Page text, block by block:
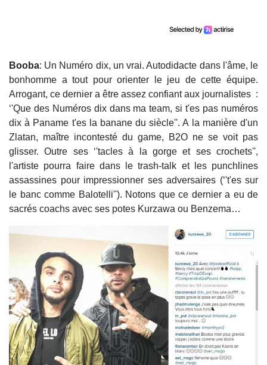
Booba: Un Numéro dix, un vrai. Autodidacte dans l'âme, le
bonhomme a tout pour orienter le jeu de cette équipe.
Arrogant, ce dernier a être assez confiant aux journalistes :
‘'Que des Numéros dix dans ma team, si t'es pas numéros
dix à Paname t'es la banane du siècle''. A la manière d'un
Zlatan, maître incontesté du game, B2O ne se voit pas
glisser. Outre ses ‘'tacles à la gorge et ses crochets'',
l'artiste pourra faire dans le trash-talk et les punchlines
assassines pour impressionner ses adversaires (‘'t'es sur
le banc comme Balotelli''). Notons que ce dernier a eu de
sacrés coachs avec ses potes Kurzawa ou Benzema…